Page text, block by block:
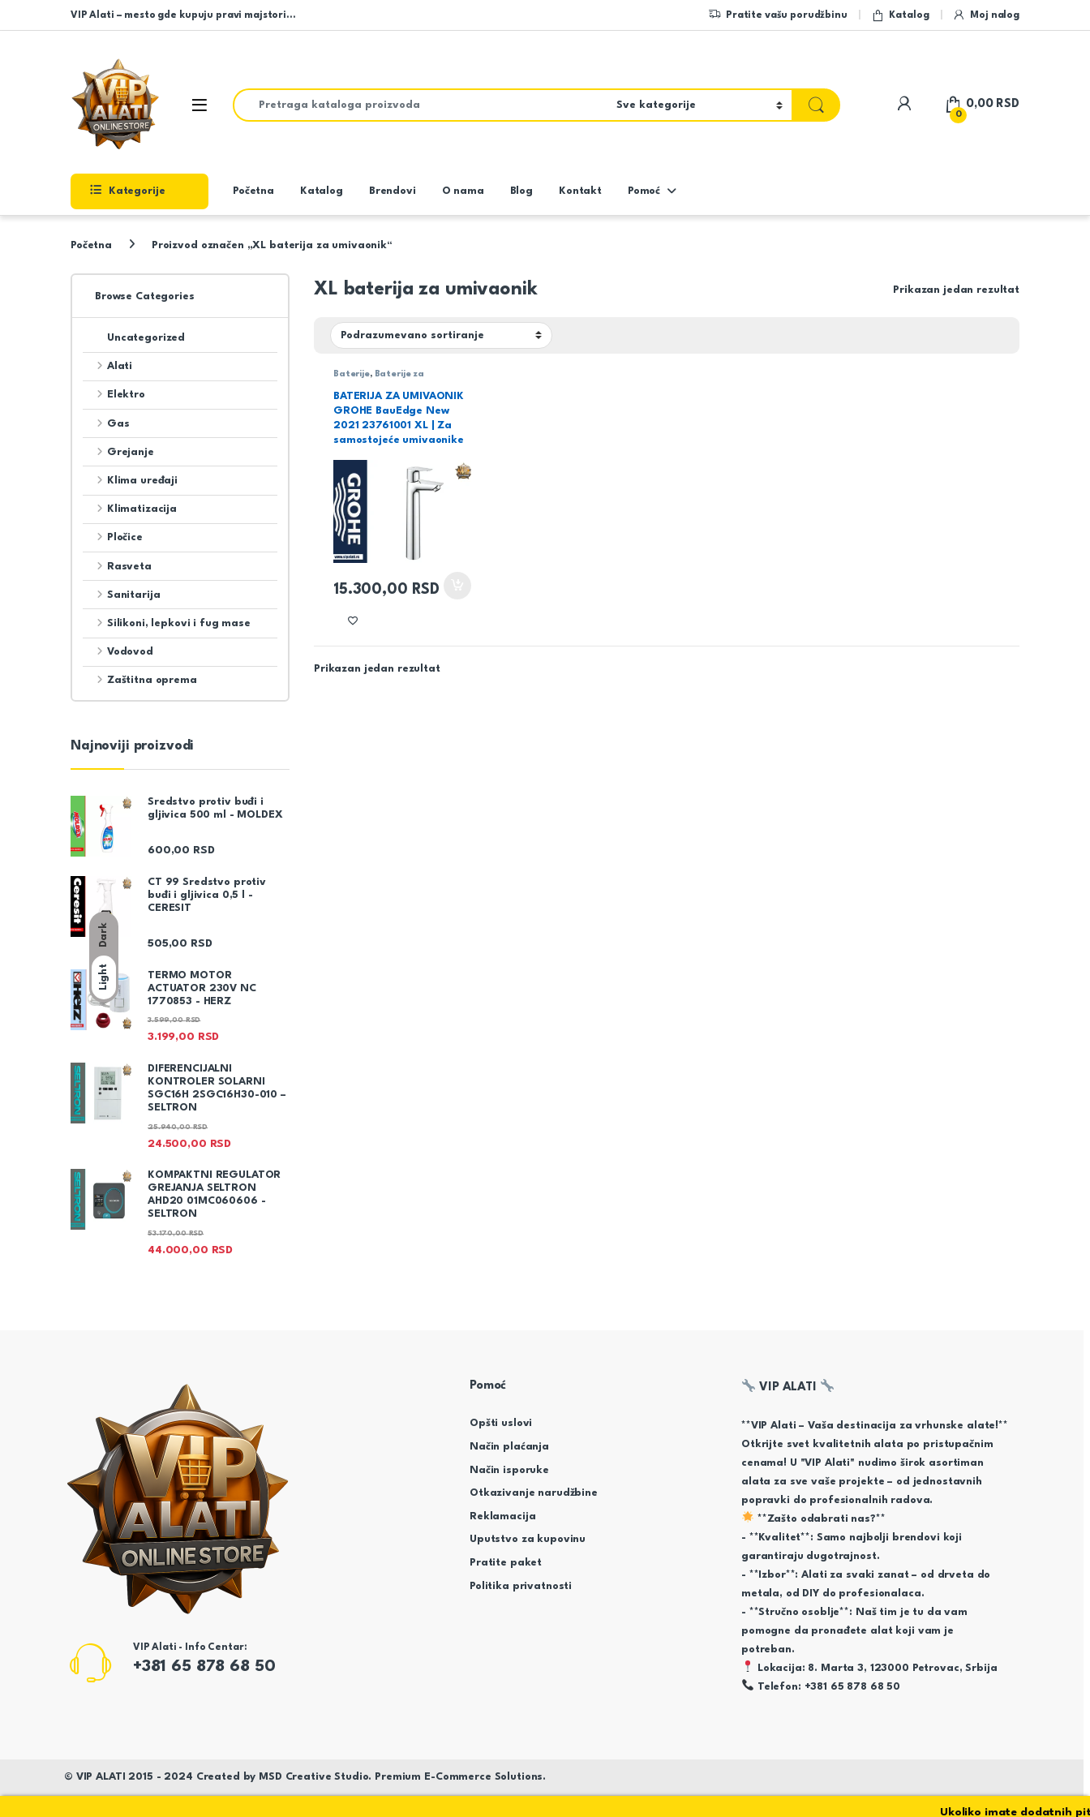
Dark
Light
Skip to navigation
Skip to content
VIP Alati – mesto gde kupuju pravi majstori… Pratite vašu porudžbinu Katalog Moj nalog
Open
Search for:
My Account
0
0,00 RSD
Kategorije Početna Katalog Brendovi O nama Blog Kontakt Pomoć
Početna Proizvod označen „XL baterija za umivaonik“
XL baterija za umivaonik Prikazan jedan rezultat
Baterije, Baterije za
BATERIJA ZA UMIVAONIK
GROHE BauEdge New
2021 23761001 XL | Za
samostojeće umivaonike
15.300,00 RSD
Prikazan jedan rezultat
Browse Categories
Uncategorized
Alati
Elektro
Gas
Grejanje
Klima uređaji
Klimatizacija
Pločice
Rasveta
Sanitarija
Silikoni, lepkovi i fug mase
Vodovod
Zaštitna oprema
Najnoviji proizvodi
Sredstvo protiv buđi i
gljivica 500 ml - MOLDEX
600,00 RSD
CT 99 Sredstvo protiv
buđi i gljivica 0,5 l -
CERESIT
505,00 RSD
TERMO MOTOR
ACTUATOR 230V NC
1770853 - HERZ
3.199,00 RSD
3.599,00RSD
DIFERENCIJALNI
KONTROLER SOLARNI
SGC16H 2SGC16H30-010 –
SELTRON
24.500,00 RSD
25.940,00RSD
KOMPAKTNI REGULATOR
GREJANJA SELTRON
AHD20 01MC060606 -
SELTRON
44.000,00 RSD
53.170,00RSD
VIP Alati - Info Centar:
+381 65 878 68 50
Pomoć
Opšti uslovi
Način plaćanja
Način isporuke
Otkazivanje narudžbine
Reklamacija
Uputstvo za kupovinu
Pratite paket
Politika privatnosti
VIP ALATI
**VIP Alati – Vaša destinacija za vrhunske alate!**
Otkrijte svet kvalitetnih alata po pristupačnim
cenama! U "VIP Alati" nudimo širok asortiman
alata za sve vaše projekte – od jednostavnih
popravki do profesionalnih radova.
**Zašto odabrati nas?**
- **Kvalitet**: Samo najbolji brendovi koji
garantiraju dugotrajnost.
- **Izbor**: Alati za svaki zanat – od drveta do
metala, od DIY do profesionalaca.
- **Stručno osoblje**: Naš tim je tu da vam
pomogne da pronađete alat koji vam je
potreban.
Lokacija: 8. Marta 3, 123000 Petrovac, Srbija
Telefon: +381 65 878 68 50
© VIP ALATI 2015 - 2024 Created by MSD Creative Studio. Premium E-Commerce Solutions.
Ukoliko imate dodatnih